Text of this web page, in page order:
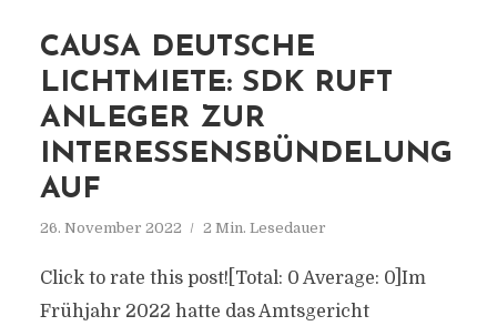
CAUSA DEUTSCHE
LICHTMIETE: SDK RUFT
ANLEGER ZUR
INTERESSENSBÜNDELUNG
AUF
26. November 2022 2 Min. Lesedauer
Click to rate this post![Total: 0 Average: 0]Im
Frühjahr 2022 hatte das Amtsgericht